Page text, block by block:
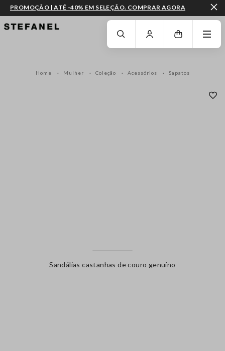
IR PARA O CONTEÚDO PRINCIPAL DESÇA ATÉ AO FIM DA PÁGINA
PROMOÇÃO | ATÉ -40% EM SELEÇÃO. COMPRAR AGORA
Home Mulher Coleção Acessórios Sapatos
Sandálias castanhas de couro genuíno